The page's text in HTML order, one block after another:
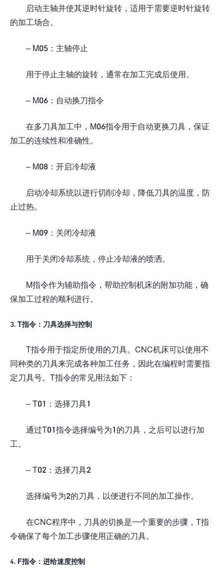
启动主轴并使其逆时针旋转，适用于需要逆时针旋转
的加工场合。
– M05：主轴停止
用于停止主轴的旋转，通常在加工完成后使用。
– M06：自动换刀指令
在多刀具加工中，M06指令用于自动更换刀具，保证
加工的连续性和准确性。
– M08：开启冷却液
启动冷却系统以进行切削冷却，降低刀具的温度，防
止过热。
– M09：关闭冷却液
用于关闭冷却系统，停止冷却液的喷洒。
M指令作为辅助指令，帮助控制机床的附加功能，确
保加工过程的顺利进行。
3. T指令：刀具选择与控制
T指令用于指定所使用的刀具。CNC机床可以使用不
同种类的刀具来完成各种加工任务，因此在编程时需要指
定刀具号。T指令的常见用法如下：
– T01：选择刀具1
通过T01指令选择编号为1的刀具，之后可以进行加
工。
– T02：选择刀具2
选择编号为2的刀具，以便进行不同的加工操作。
在CNC程序中，刀具的切换是一个重要的步骤，T指
令确保了每个加工步骤使用正确的刀具。
4. F指令：进给速度控制